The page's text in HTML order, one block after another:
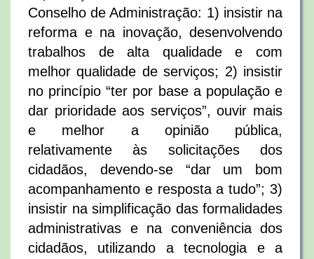
Conselho de Administração: 1) insistir na
reforma e na inovação, desenvolvendo
trabalhos de alta qualidade e com
melhor qualidade de serviços; 2) insistir
no princípio “ter por base a população e
dar prioridade aos serviços”, ouvir mais
e melhor a opinião pública,
relativamente às solicitações dos
cidadãos, devendo-se “dar um bom
acompanhamento e resposta a tudo”; 3)
insistir na simplificação das formalidades
administrativas e na conveniência dos
cidadãos, utilizando a tecnologia e a